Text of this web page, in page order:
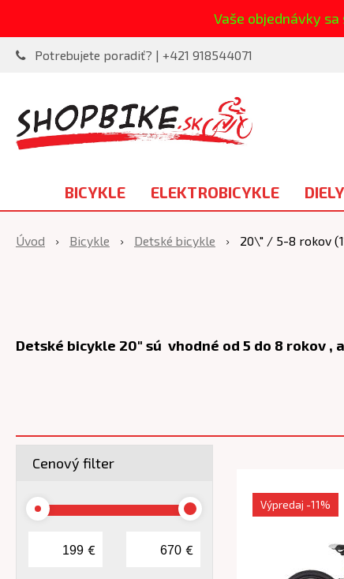
Vaše objednávky
Potrebujete poradiť? | +421 918544071
BICYKLE ELEKTROBICYKLE
Úvod Bicykle Detské bicykle 20\" / 5-8 rokov
Detské bicykle 20" sú vhodné od 5 do 8 rokov ,
Cenový filter
€ €
Výpredaj -11%